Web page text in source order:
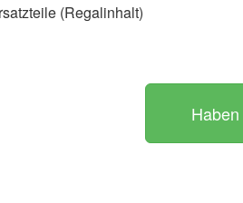
(Regalinhalt)